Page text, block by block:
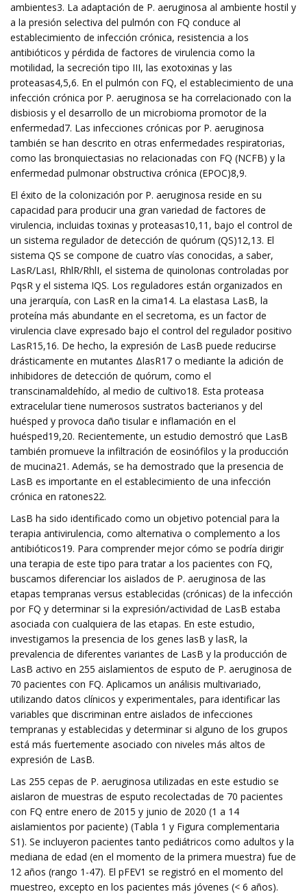
ambientes3. La adaptación de P. aeruginosa al ambiente hostil y
a la presión selectiva del pulmón con FQ conduce al
establecimiento de infección crónica, resistencia a los
antibióticos y pérdida de factores de virulencia como la
motilidad, la secreción tipo III, las exotoxinas y las
proteasas4,5,6. En el pulmón con FQ, el establecimiento de una
infección crónica por P. aeruginosa se ha correlacionado con la
disbiosis y el desarrollo de un microbioma promotor de la
enfermedad7. Las infecciones crónicas por P. aeruginosa
también se han descrito en otras enfermedades respiratorias,
como las bronquiectasias no relacionadas con FQ (NCFB) y la
enfermedad pulmonar obstructiva crónica (EPOC)8,9.
El éxito de la colonización por P. aeruginosa reside en su
capacidad para producir una gran variedad de factores de
virulencia, incluidas toxinas y proteasas10,11, bajo el control de
un sistema regulador de detección de quórum (QS)12,13. El
sistema QS se compone de cuatro vías conocidas, a saber,
LasR/LasI, RhlR/RhlI, el sistema de quinolonas controladas por
PqsR y el sistema IQS. Los reguladores están organizados en
una jerarquía, con LasR en la cima14. La elastasa LasB, la
proteína más abundante en el secretoma, es un factor de
virulencia clave expresado bajo el control del regulador positivo
LasR15,16. De hecho, la expresión de LasB puede reducirse
drásticamente en mutantes ΔlasR17 o mediante la adición de
inhibidores de detección de quórum, como el
transcinamaldehído, al medio de cultivo18. Esta proteasa
extracelular tiene numerosos sustratos bacterianos y del
huésped y provoca daño tisular e inflamación en el
huésped19,20. Recientemente, un estudio demostró que LasB
también promueve la infiltración de eosinófilos y la producción
de mucina21. Además, se ha demostrado que la presencia de
LasB es importante en el establecimiento de una infección
crónica en ratones22.
LasB ha sido identificado como un objetivo potencial para la
terapia antivirulencia, como alternativa o complemento a los
antibióticos19. Para comprender mejor cómo se podría dirigir
una terapia de este tipo para tratar a los pacientes con FQ,
buscamos diferenciar los aislados de P. aeruginosa de las
etapas tempranas versus establecidas (crónicas) de la infección
por FQ y determinar si la expresión/actividad de LasB estaba
asociada con cualquiera de las etapas. En este estudio,
investigamos la presencia de los genes lasB y lasR, la
prevalencia de diferentes variantes de LasB y la producción de
LasB activo en 255 aislamientos de esputo de P. aeruginosa de
70 pacientes con FQ. Aplicamos un análisis multivariado,
utilizando datos clínicos y experimentales, para identificar las
variables que discriminan entre aislados de infecciones
tempranas y establecidas y determinar si alguno de los grupos
está más fuertemente asociado con niveles más altos de
expresión de LasB.
Las 255 cepas de P. aeruginosa utilizadas en este estudio se
aislaron de muestras de esputo recolectadas de 70 pacientes
con FQ entre enero de 2015 y junio de 2020 (1 a 14
aislamientos por paciente) (Tabla 1 y Figura complementaria
S1). Se incluyeron pacientes tanto pediátricos como adultos y la
mediana de edad (en el momento de la primera muestra) fue de
12 años (rango 1-47). El pFEV1 se registró en el momento del
muestreo, excepto en los pacientes más jóvenes (< 6 años).